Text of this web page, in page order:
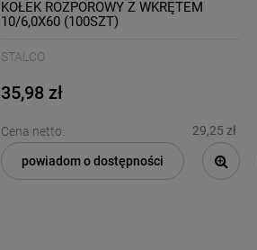
KOŁEK ROZPOROWY Z WKRĘTEM
10/6,0X60 (100SZT)
STALCO
35,98 zł
Cena netto: 29,25 zł
powiadom o dostępności